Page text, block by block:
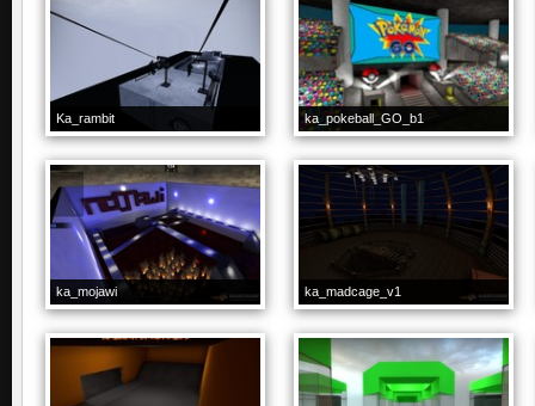
Ka_rambit ka_pokeball_GO_b1
ka_mojawi ka_madcage_v1